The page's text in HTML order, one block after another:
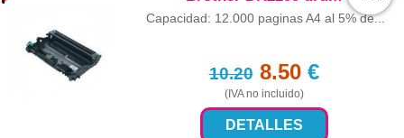
Capacidad: 12.000 paginas A4 al 5% de...
10.20 8.50€
(IVA no incluido)
DETALLES